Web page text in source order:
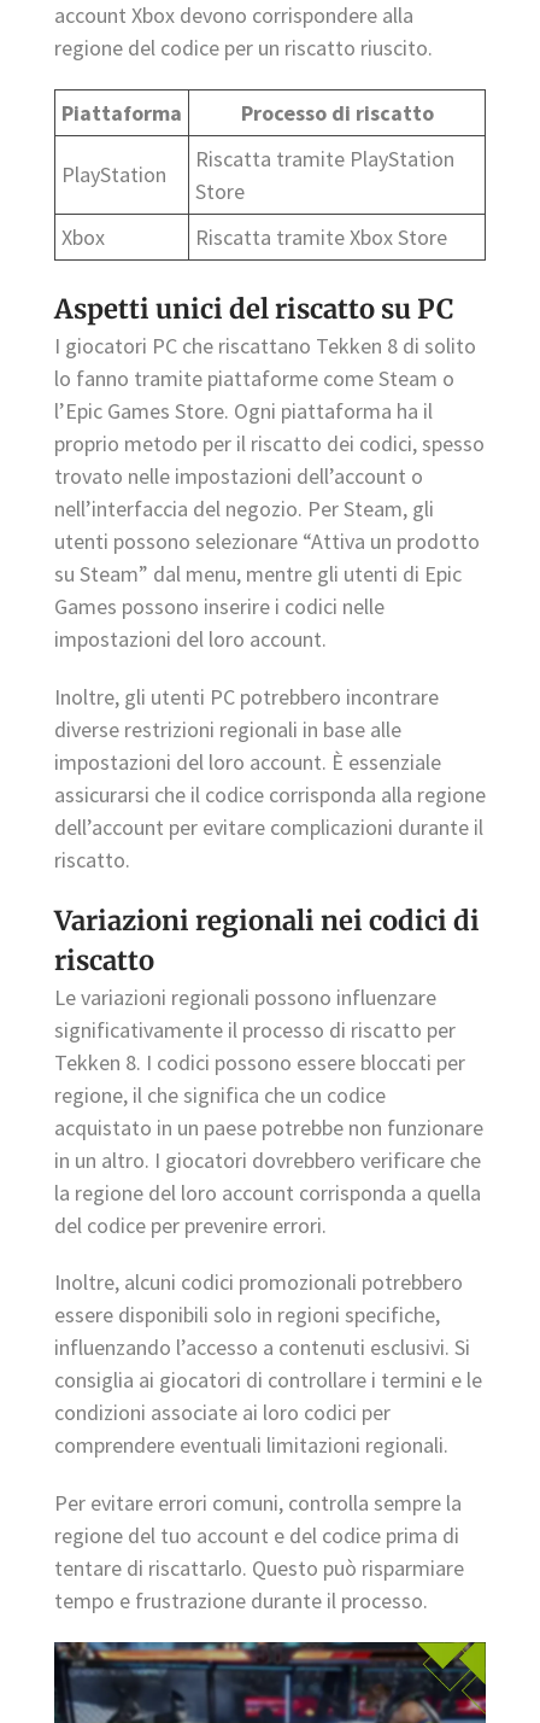
account Xbox devono corrispondere alla
regione del codice per un riscatto riuscito.
Piattaforma Processo di riscatto
PlayStation
Riscatta tramite PlayStation
Store
Xbox
Riscatta tramite Xbox Store
Aspetti unici del riscatto su PC
I giocatori PC che riscattano Tekken 8 di solito
lo fanno tramite piattaforme come Steam o
l’Epic Games Store. Ogni piattaforma ha il
proprio metodo per il riscatto dei codici, spesso
trovato nelle impostazioni dell’account o
nell’interfaccia del negozio. Per Steam, gli
utenti possono selezionare “Attiva un prodotto
su Steam” dal menu, mentre gli utenti di Epic
Games possono inserire i codici nelle
impostazioni del loro account.
Inoltre, gli utenti PC potrebbero incontrare
diverse restrizioni regionali in base alle
impostazioni del loro account. È essenziale
assicurarsi che il codice corrisponda alla regione
dell’account per evitare complicazioni durante il
riscatto.
Variazioni regionali nei codici di
riscatto
Le variazioni regionali possono influenzare
significativamente il processo di riscatto per
Tekken 8. I codici possono essere bloccati per
regione, il che significa che un codice
acquistato in un paese potrebbe non funzionare
in un altro. I giocatori dovrebbero verificare che
la regione del loro account corrisponda a quella
del codice per prevenire errori.
Inoltre, alcuni codici promozionali potrebbero
essere disponibili solo in regioni specifiche,
influenzando l’accesso a contenuti esclusivi. Si
consiglia ai giocatori di controllare i termini e le
condizioni associate ai loro codici per
comprendere eventuali limitazioni regionali.
Per evitare errori comuni, controlla sempre la
regione del tuo account e del codice prima di
tentare di riscattarlo. Questo può risparmiare
tempo e frustrazione durante il processo.